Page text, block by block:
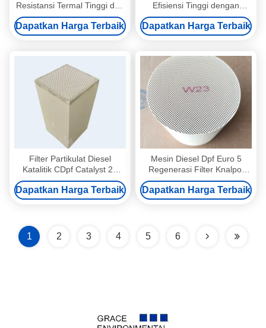
Resistansi Termal Tinggi dan
Penurunan Tekanan Rendah
untuk Kepatuhan Euro 2-6
Diesel Particulate Filter
Dapatkan Harga Terbaik
Efisiensi Tinggi dengan
Filtrasi Tinggi 95%, Tahan
Suhu Tinggi, dan Ukuran
yang Dapat Disesuaikan
Dapatkan Harga Terbaik
Filter Partikulat Diesel
Katalitik CDpf Catalyst 24
Aliran Dinding Inti Keramik
400 Hingga 600 CPSI
Dapatkan Harga Terbaik
Mesin Diesel Dpf Euro 5
Regenerasi Filter Knalpot
Diesel Aktif Untuk Sistem
Pipa
Dapatkan Harga Terbaik
1 2 3 4 5 6